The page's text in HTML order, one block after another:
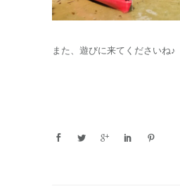
また、遊びに来てくださいね♪